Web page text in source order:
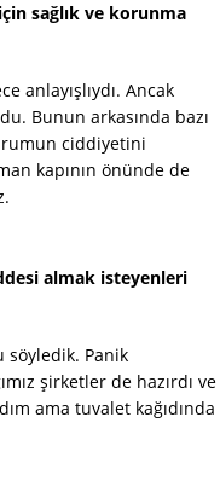
sağlık ve korunma
anlayışlıydı. Ancak
Bunun arkasında bazı
ciddiyetini
kapının önünde de
almak isteyenleri
Panik
şirketler de hazırdı ve
ama tuvalet kağıdında